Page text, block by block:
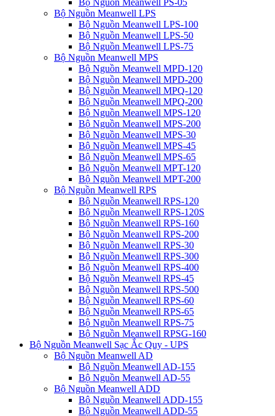
Bộ Nguồn Meanwell LPS
Bộ Nguồn Meanwell LPS-100
Bộ Nguồn Meanwell LPS-50
Bộ Nguồn Meanwell LPS-75
Bộ Nguồn Meanwell MPS
Bộ Nguồn Meanwell MPD-120
Bộ Nguồn Meanwell MPD-200
Bộ Nguồn Meanwell MPQ-120
Bộ Nguồn Meanwell MPQ-200
Bộ Nguồn Meanwell MPS-120
Bộ Nguồn Meanwell MPS-200
Bộ Nguồn Meanwell MPS-30
Bộ Nguồn Meanwell MPS-45
Bộ Nguồn Meanwell MPS-65
Bộ Nguồn Meanwell MPT-120
Bộ Nguồn Meanwell MPT-200
Bộ Nguồn Meanwell RPS
Bộ Nguồn Meanwell RPS-120
Bộ Nguồn Meanwell RPS-120S
Bộ Nguồn Meanwell RPS-160
Bộ Nguồn Meanwell RPS-200
Bộ Nguồn Meanwell RPS-30
Bộ Nguồn Meanwell RPS-300
Bộ Nguồn Meanwell RPS-400
Bộ Nguồn Meanwell RPS-45
Bộ Nguồn Meanwell RPS-500
Bộ Nguồn Meanwell RPS-60
Bộ Nguồn Meanwell RPS-65
Bộ Nguồn Meanwell RPS-75
Bộ Nguồn Meanwell RPSG-160
Bộ Nguồn Meanwell Sạc Ắc Quy - UPS
Bộ Nguồn Meanwell AD
Bộ Nguồn Meanwell AD-155
Bộ Nguồn Meanwell AD-55
Bộ Nguồn Meanwell ADD
Bộ Nguồn Meanwell ADD-155
Bộ Nguồn Meanwell ADD-55